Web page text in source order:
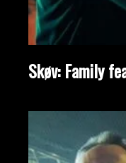
Skøv: Family